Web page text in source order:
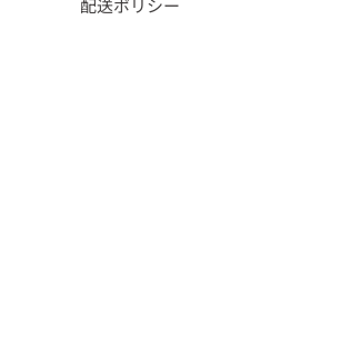
配送ポリシー